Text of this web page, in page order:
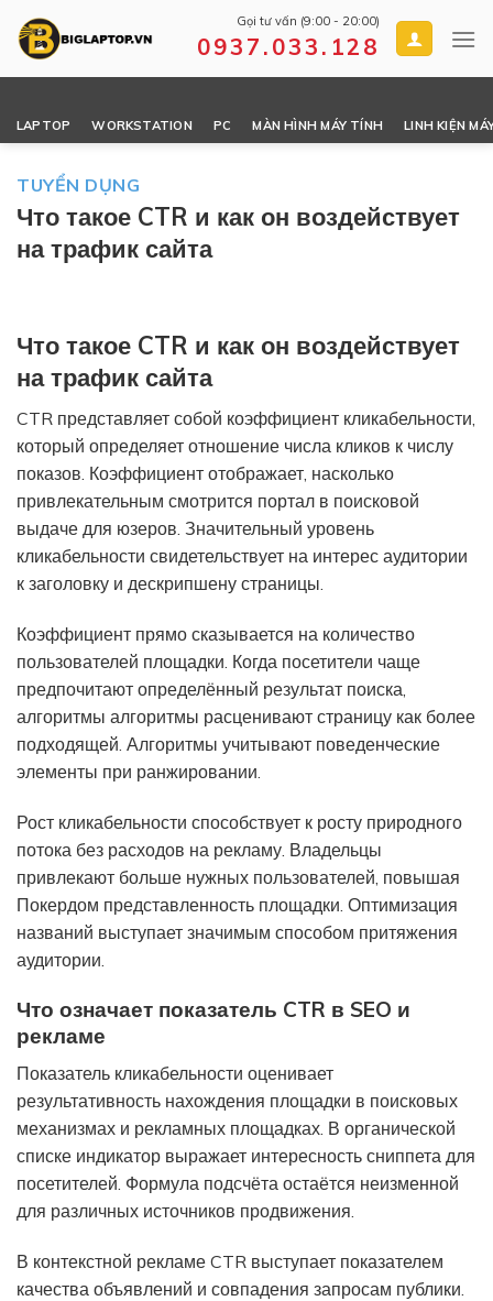
Gọi tư vấn (9:00 - 20:00)
0937.033.128
LAPTOP WORKSTATION PC MÀN HÌNH MÁY TÍNH LINH KIỆN
TUYỂN DỤNG
Что такое CTR и как он воздействует
на трафик сайта
Что такое CTR и как он воздействует
на трафик сайта
CTR представляет собой коэффициент кликабельности,
который определяет отношение числа кликов к числу
показов. Коэффициент отображает, насколько
привлекательным смотрится портал в поисковой
выдаче для юзеров. Значительный уровень
кликабельности свидетельствует на интерес аудитории
к заголовку и дескрипшену страницы.
Коэффициент прямо сказывается на количество
пользователей площадки. Когда посетители чаще
предпочитают определённый результат поиска,
алгоритмы алгоритмы расценивают страницу как более
подходящей. Алгоритмы учитывают поведенческие
элементы при ранжировании.
Рост кликабельности способствует к росту природного
потока без расходов на рекламу. Владельцы
привлекают больше нужных пользователей, повышая
Покердом представленность площадки. Оптимизация
названий выступает значимым способом притяжения
аудитории.
Что означает показатель CTR в SEO и
рекламе
Показатель кликабельности оценивает
результативность нахождения площадки в поисковых
механизмах и рекламных площадках. В органической
списке индикатор выражает интересность сниппета для
посетителей. Формула подсчёта остаётся неизменной
для различных источников продвижения.
В контекстной рекламе CTR выступает показателем
качества объявлений и совпадения запросам публики.